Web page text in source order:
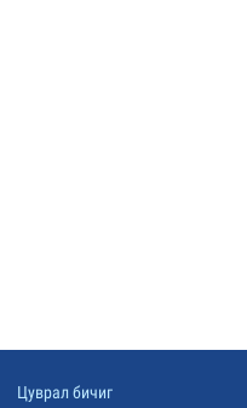
Цуврал бичиг